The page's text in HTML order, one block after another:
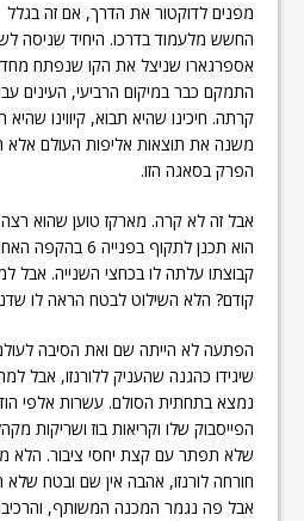
מפנים לדוקטור את הדרך, אם זה בגלל
החשש מלעמוד בדרכו. היחיד שניסה
התמקם כבר במיקום הרביעי, העינים
קרתה. חיכינו שהיא תבוא, קיווינו
משנה את תוצאות אליפות העולם אלא
הפרק בסאגה הזו.
אבל זה לא קרה. מארקז טוען שהוא
הוא תכנן לתקוף
קבוצתו עלתה לו בכחצי השנייה. אבל
קודם? הלא השילוט לבטח הראה לו
הפתעה לא הייתה שם ואת הסיבה
שיגידו כהגנה שהעניק ללורנזו, אבל
נמצא בתחתית הסולם. עשרות אלפי
הפייסבוק שלו וקריאות בוז ושריקות
שלא תפתר עם קצת יחסי ציבור.
חורחה לורנזו, אהבה אין שם ובטח
אבל פה נגמר המכנה המשותף,